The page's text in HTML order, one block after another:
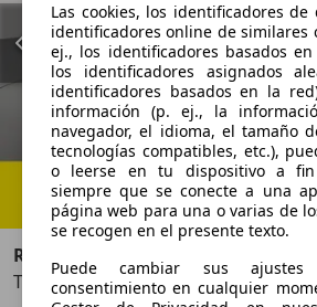
Anterior
Renault Clio
TCe Energy GLP Business 66kW
Las cookies, los identificadores de
identificadores online de similares
ej., los identificadores basados
los identificadores asignados
identificadores basados en la
información (p. ej., la
navegador, el idioma, el tamaño
tecnologías compatibles, etc.),
o leerse en tu dispositivo a fin
siempre que se conecte a una
página web para una o varias de
se recogen en el presente texto.
Puede cambiar sus
consentimiento en cualquier